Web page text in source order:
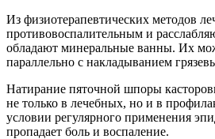
Из физиотерапевтических методов
противовоспалительным и
обладают минеральные ванны. Их
параллельно с накладыванием
Натирание пяточной шпоры
не только в лечебных, но и в
условии регулярного применения
пропадает боль и воспаление.